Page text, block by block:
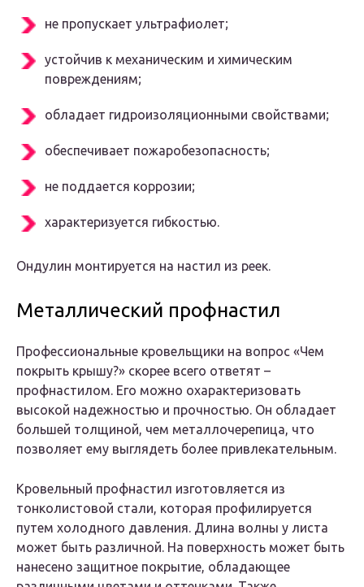
не пропускает ультрафиолет;
устойчив к механическим и химическим
повреждениям;
обладает гидроизоляционными свойствами;
обеспечивает пожаробезопасность;
не поддается коррозии;
характеризуется гибкостью.
Ондулин монтируется на настил из реек.
Металлический профнастил
Профессиональные кровельщики на вопрос «Чем
покрыть крышу?» скорее всего ответят –
профнастилом. Его можно охарактеризовать
высокой надежностью и прочностью. Он обладает
большей толщиной, чем металлочерепица, что
позволяет ему выглядеть более привлекательным.
Кровельный профнастил изготовляется из
тонколистовой стали, которая профилируется
путем холодного давления. Длина волны у листа
может быть различной. На поверхность может быть
нанесено защитное покрытие, обладающее